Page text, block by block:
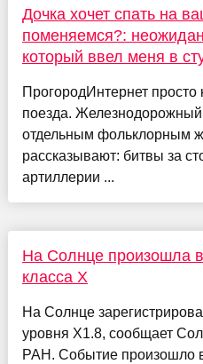
Дочка хочет спать на
поменяемся?:
который ввел меня в
ПрогородИнтернет
поезда. Железнодорожный
отдельным фольклорным
рассказывают: битвы за
артиллерии ...
На Солнце произошла
класса X
На Солнце
уровня X1.8, сообщает
РАН. Событие произошло